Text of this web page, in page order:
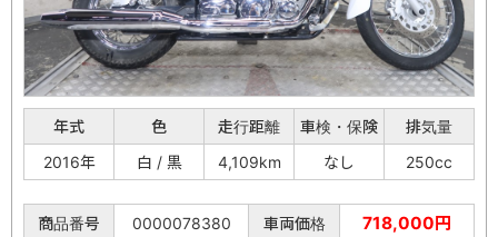
年式 色 走行距離 車検・保険
排気量
2016年
白 / 黒 4,109km なし 250cc
商品番号 0000078380 車両価格 718,000円